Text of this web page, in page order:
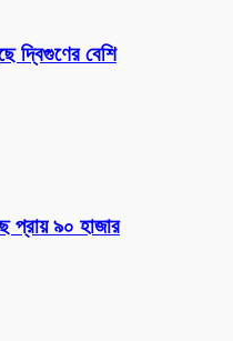
দ্বিগুণের বেশি
প্রায় ৯০ হাজার